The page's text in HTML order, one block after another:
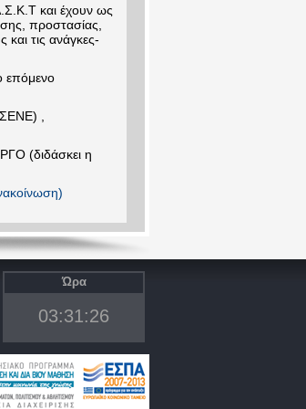
και έχουν ως
προστασίας,
και τις ανάγκες-
επόμενο
,
(διδάσκει η
Ώρα